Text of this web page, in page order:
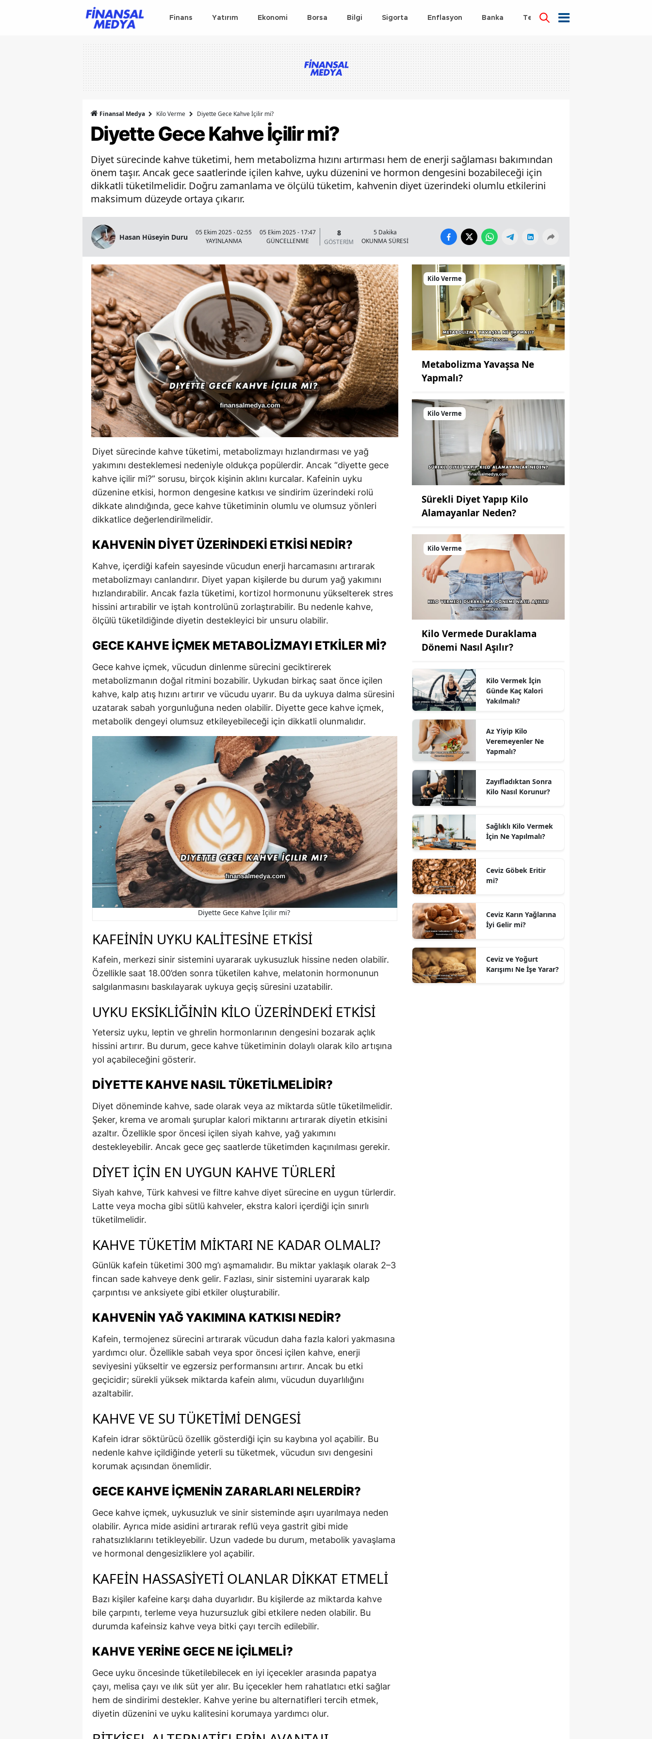
Finans Yatırım Ekonomi Borsa Bilgi Sigorta Enflasyon Banka Teknoloji
Finansal Medya Kilo Verme Diyette Gece Kahve İçilir mi?
Diyette Gece Kahve İçilir mi?
Diyet sürecinde kahve tüketimi, hem metabolizma hızını artırması hem de enerji sağlaması bakımından
önem taşır. Ancak gece saatlerinde içilen kahve, uyku düzenini ve hormon dengesini bozabileceği için
dikkatli tüketilmelidir. Doğru zamanlama ve ölçülü tüketim, kahvenin diyet üzerindeki olumlu etkilerini
maksimum düzeyde ortaya çıkarır.
Hasan Hüseyin Duru
05 Ekim 2025 - 02:55
YAYINLANMA
05 Ekim 2025 - 17:47
GÜNCELLENME
8
GÖSTERİM
5 Dakika
OKUNMA SÜRESİ
Diyet sürecinde kahve tüketimi, metabolizmayı hızlandırması ve yağ
yakımını desteklemesi nedeniyle oldukça popülerdir. Ancak “diyette gece
kahve içilir mi?” sorusu, birçok kişinin aklını kurcalar. Kafeinin uyku
düzenine etkisi, hormon dengesine katkısı ve sindirim üzerindeki rolü
dikkate alındığında, gece kahve tüketiminin olumlu ve olumsuz yönleri
dikkatlice değerlendirilmelidir.
KAHVENIN DIYET ÜZERINDEKI ETKISI NEDIR?
Kahve, içerdiği kafein sayesinde vücudun enerji harcamasını artırarak
metabolizmayı canlandırır. Diyet yapan kişilerde bu durum yağ yakımını
hızlandırabilir. Ancak fazla tüketimi, kortizol hormonunu yükselterek stres
hissini artırabilir ve iştah kontrolünü zorlaştırabilir. Bu nedenle kahve,
ölçülü tüketildiğinde diyetin destekleyici bir unsuru olabilir.
GECE KAHVE İÇMEK METABOLIZMAYI ETKILER MI?
Gece kahve içmek, vücudun dinlenme sürecini geciktirerek
metabolizmanın doğal ritmini bozabilir. Uykudan birkaç saat önce içilen
kahve, kalp atış hızını artırır ve vücudu uyarır. Bu da uykuya dalma süresini
uzatarak sabah yorgunluğuna neden olabilir. Diyette gece kahve içmek,
metabolik dengeyi olumsuz etkileyebileceği için dikkatli olunmalıdır.
Diyette Gece Kahve İçilir mi?
KAFEININ UYKU KALITESINE ETKISI
Kafein, merkezi sinir sistemini uyararak uykusuzluk hissine neden olabilir.
Özellikle saat 18.00’den sonra tüketilen kahve, melatonin hormonunun
salgılanmasını baskılayarak uykuya geçiş süresini uzatabilir.
UYKU EKSIKLIĞININ KILO ÜZERINDEKI ETKISI
Yetersiz uyku, leptin ve ghrelin hormonlarının dengesini bozarak açlık
hissini artırır. Bu durum, gece kahve tüketiminin dolaylı olarak kilo artışına
yol açabileceğini gösterir.
DIYETTE KAHVE NASIL TÜKETILMELIDIR?
Diyet döneminde kahve, sade olarak veya az miktarda sütle tüketilmelidir.
Şeker, krema ve aromalı şuruplar kalori miktarını artırarak diyetin etkisini
azaltır. Özellikle spor öncesi içilen siyah kahve, yağ yakımını
destekleyebilir. Ancak gece geç saatlerde tüketimden kaçınılması gerekir.
DIYET İÇIN EN UYGUN KAHVE TÜRLERI
Siyah kahve, Türk kahvesi ve filtre kahve diyet sürecine en uygun türlerdir.
Latte veya mocha gibi sütlü kahveler, ekstra kalori içerdiği için sınırlı
tüketilmelidir.
KAHVE TÜKETIM MIKTARI NE KADAR OLMALI?
Günlük kafein tüketimi 300 mg’ı aşmamalıdır. Bu miktar yaklaşık olarak 2–3
fincan sade kahveye denk gelir. Fazlası, sinir sistemini uyararak kalp
çarpıntısı ve anksiyete gibi etkiler oluşturabilir.
KAHVENIN YAĞ YAKIMINA KATKISI NEDIR?
Kafein, termojenez sürecini artırarak vücudun daha fazla kalori yakmasına
yardımcı olur. Özellikle sabah veya spor öncesi içilen kahve, enerji
seviyesini yükseltir ve egzersiz performansını artırır. Ancak bu etki
geçicidir; sürekli yüksek miktarda kafein alımı, vücudun duyarlılığını
azaltabilir.
KAHVE VE SU TÜKETIMI DENGESI
Kafein idrar söktürücü özellik gösterdiği için su kaybına yol açabilir. Bu
nedenle kahve içildiğinde yeterli su tüketmek, vücudun sıvı dengesini
korumak açısından önemlidir.
GECE KAHVE İÇMENIN ZARARLARI NELERDIR?
Gece kahve içmek, uykusuzluk ve sinir sisteminde aşırı uyarılmaya neden
olabilir. Ayrıca mide asidini artırarak reflü veya gastrit gibi mide
rahatsızlıklarını tetikleyebilir. Uzun vadede bu durum, metabolik yavaşlama
ve hormonal dengesizliklere yol açabilir.
KAFEIN HASSASIYETI OLANLAR DIKKAT ETMELI
Bazı kişiler kafeine karşı daha duyarlıdır. Bu kişilerde az miktarda kahve
bile çarpıntı, terleme veya huzursuzluk gibi etkilere neden olabilir. Bu
durumda kafeinsiz kahve veya bitki çayı tercih edilebilir.
KAHVE YERINE GECE NE İÇILMELI?
Gece uyku öncesinde tüketilebilecek en iyi içecekler arasında papatya
çayı, melisa çayı ve ılık süt yer alır. Bu içecekler hem rahatlatıcı etki sağlar
hem de sindirimi destekler. Kahve yerine bu alternatifleri tercih etmek,
diyetin düzenini ve uyku kalitesini korumaya yardımcı olur.
Kilo Verme
Metabolizma Yavaşsa Ne
Yapmalı?
Kilo Verme
Sürekli Diyet Yapıp Kilo
Alamayanlar Neden?
Kilo Verme
Kilo Vermede Duraklama
Dönemi Nasıl Aşılır?
Kilo Vermek İçin
Günde Kaç Kalori
Yakılmalı?
Az Yiyip Kilo
Veremeyenler Ne
Yapmalı?
Zayıfladıktan Sonra
Kilo Nasıl Korunur?
Sağlıklı Kilo Vermek
İçin Ne Yapılmalı?
Ceviz Göbek Eritir
mi?
Ceviz Karın Yağlarına
İyi Gelir mi?
Ceviz ve Yoğurt
Karışımı Ne İşe Yarar?